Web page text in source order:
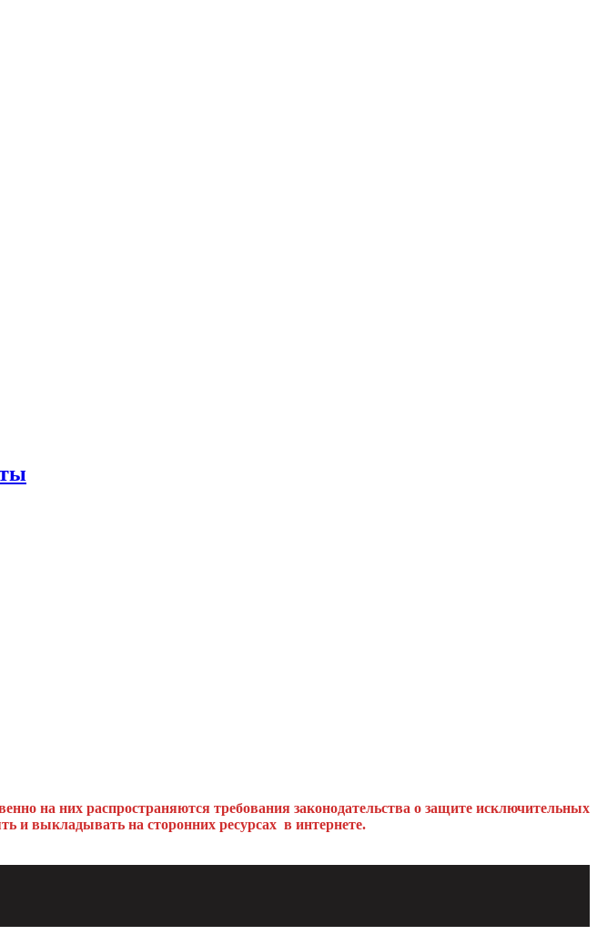
на них распространяются требования законодательства о защите исключительных
и выкладывать на сторонних ресурсах в интернете.